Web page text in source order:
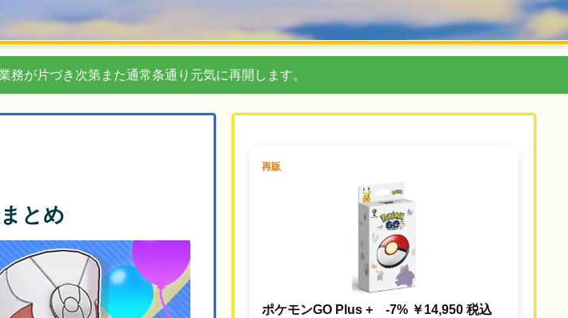
務が片づき次第また通常条通り元気に再開します。
とめ
再販
ポケモンGO Plus + -7% ￥14,950 税込